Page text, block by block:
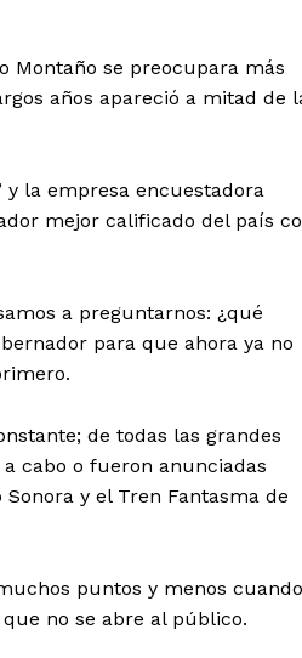
Montaño se preocupara más
años apareció a mitad de
y la empresa encuestadora
mejor calificado del país
a preguntarnos: ¿qué
para que ahora ya no
de todas las grandes
cabo o fueron anunciadas
y el Tren Fantasma de
puntos y menos cuando
no se abre al público.